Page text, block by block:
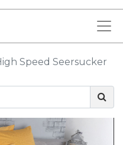
Speed Seersucker